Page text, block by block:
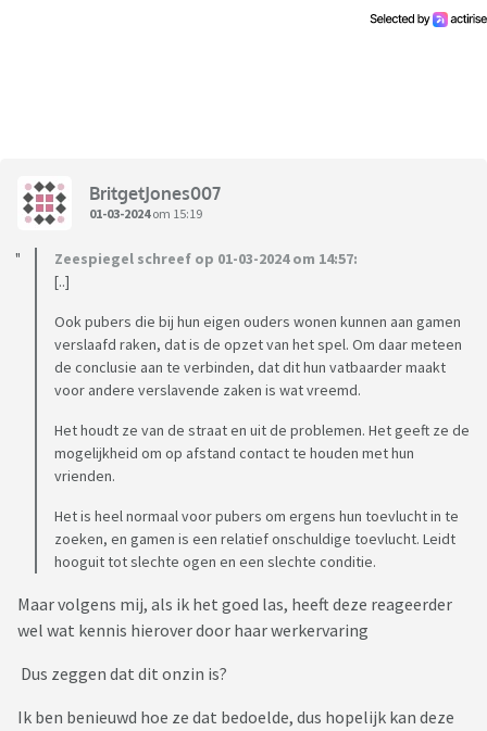
passeerde...Ik ben rustig gebleven en heb regelmatig gezegd:
vertoonde en vaak onder een straf uitgeraakt, en meestal
manipuleert om zijn goesting te krijgen, vond ik het
belangrijk om voet bij stuk te houden en heb ik dus niet
toegegeven aan de manipulatie. Mijn man vindt dat ik mijzelf
dagen schermverbod buitenproportioneel zijn en dat zijn
gedrag normaal pubergedrag is. Is dit normaal pubergedrag?
BritgetJones007
01-03-2024om 15:19
Zeespiegel schreef op 01-03-2024 om 14:57:
[..]
Ook pubers die bij hun eigen ouders wonen kunnen aan gamen
verslaafd raken, dat is de opzet van het spel. Om daar meteen
de conclusie aan te verbinden, dat dit hun vatbaarder maakt
voor andere verslavende zaken is wat vreemd.
Het houdt ze van de straat en uit de problemen. Het geeft ze de
mogelijkheid om op afstand contact te houden met hun
vrienden.
Het is heel normaal voor pubers om ergens hun toevlucht in te
zoeken, en gamen is een relatief onschuldige toevlucht. Leidt
hooguit tot slechte ogen en een slechte conditie.
Maar volgens mij, als ik het goed las, heeft deze reageerder
wel wat kennis hierover door haar werkervaring
Dus zeggen dat dit onzin is?
Ik ben benieuwd hoe ze dat bedoelde, dus hopelijk kan deze